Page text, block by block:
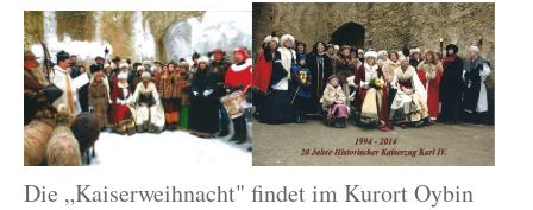
Die „Kaiserweihnacht" findet im Kurort Oybin